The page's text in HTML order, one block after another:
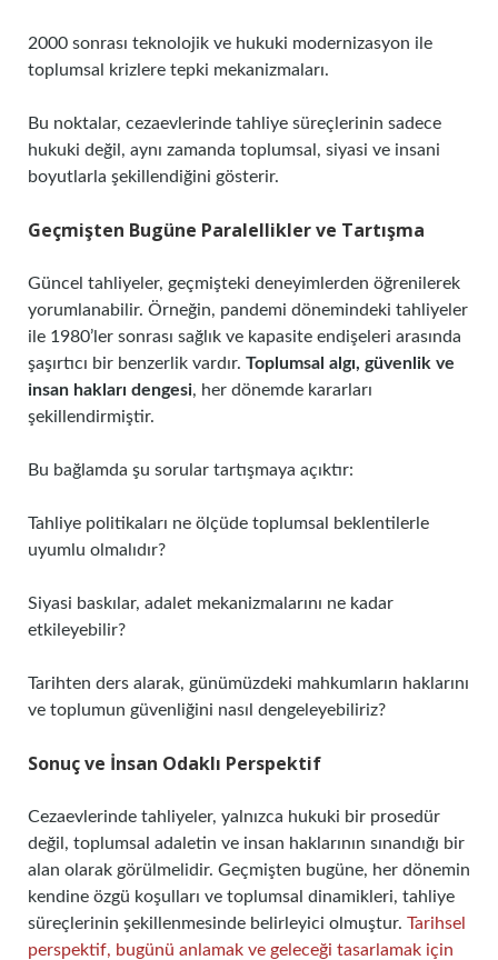
2000 sonrası teknolojik ve hukuki modernizasyon ile
toplumsal krizlere tepki mekanizmaları.
Bu noktalar, cezaevlerinde tahliye süreçlerinin sadece
hukuki değil, aynı zamanda toplumsal, siyasi ve insani
boyutlarla şekillendiğini gösterir.
Geçmişten Bugüne Paralellikler ve Tartışma
Güncel tahliyeler, geçmişteki deneyimlerden öğrenilerek
yorumlanabilir. Örneğin, pandemi dönemindeki tahliyeler
ile 1980’ler sonrası sağlık ve kapasite endişeleri arasında
şaşırtıcı bir benzerlik vardır. Toplumsal algı, güvenlik ve
insan hakları dengesi, her dönemde kararları
şekillendirmiştir.
Bu bağlamda şu sorular tartışmaya açıktır:
Tahliye politikaları ne ölçüde toplumsal beklentilerle
uyumlu olmalıdır?
Siyasi baskılar, adalet mekanizmalarını ne kadar
etkileyebilir?
Tarihten ders alarak, günümüzdeki mahkumların haklarını
ve toplumun güvenliğini nasıl dengeleyebiliriz?
Sonuç ve İnsan Odaklı Perspektif
Cezaevlerinde tahliyeler, yalnızca hukuki bir prosedür
değil, toplumsal adaletin ve insan haklarının sınandığı bir
alan olarak görülmelidir. Geçmişten bugüne, her dönemin
kendine özgü koşulları ve toplumsal dinamikleri, tahliye
süreçlerinin şekillenmesinde belirleyici olmuştur. Tarihsel
perspektif, bugünü anlamak ve geleceği tasarlamak için